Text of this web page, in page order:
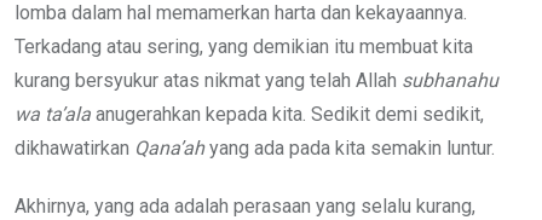
lomba dalam hal memamerkan harta dan kekayaannya.
Terkadang atau sering, yang demikian itu membuat kita
kurang bersyukur atas nikmat yang telah Allah subhanahu
wa ta’ala anugerahkan kepada kita. Sedikit demi sedikit,
dikhawatirkan Qana’ahyang ada pada kita semakin luntur.
Akhirnya, yang ada adalah perasaan yang selalu kurang,